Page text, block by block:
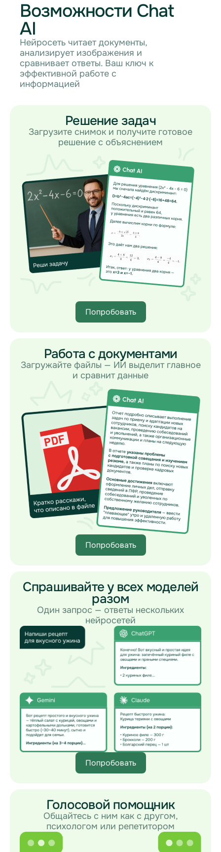
Возможности Chat
AI
Нейросеть читает документы,
анализирует изображения и
сравнивает ответы. Ваш ключ к
эффективной работе с
информацией
Решение задач
Загрузите снимок и получите готовое
решение с объяснением
Попробовать
Работа с документами
Загружайте файлы — ИИ выделит главное
и сравнит данные
Попробовать
Спрашивайте у всех моделей
разом
Один запрос — ответы нескольких
нейросетей
Попробовать
Голосовой помощник
Общайтесь с ним как с другом,
психологом или репетитором